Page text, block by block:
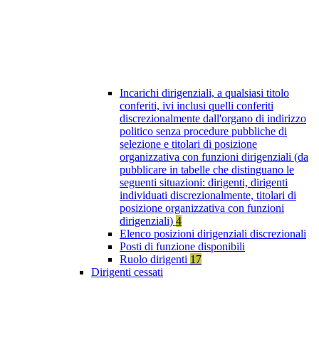
Incarichi dirigenziali, a qualsiasi titolo
conferiti, ivi inclusi quelli conferiti
discrezionalmente dall'organo di indirizzo
politico senza procedure pubbliche di
selezione e titolari di posizione
organizzativa con funzioni dirigenziali (da
pubblicare in tabelle che distinguano le
seguenti situazioni: dirigenti, dirigenti
individuati discrezionalmente, titolari di
posizione organizzativa con funzioni
dirigenziali) 4
Elenco posizioni dirigenziali discrezionali
Posti di funzione disponibili
Ruolo dirigenti 17
Dirigenti cessati